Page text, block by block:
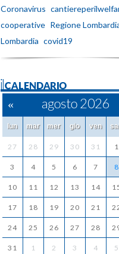
Coronavirus
cooperative Regione
Lombardia covid19
ilCALENDARIO
« agosto 2026
lun mar mer gio ven
27 28 29 30 31 1
3 4 5 6 7 8
10 11 12 13 14
17 18 19 20 21
24 25 26 27 28
31 1 2 3 4 5